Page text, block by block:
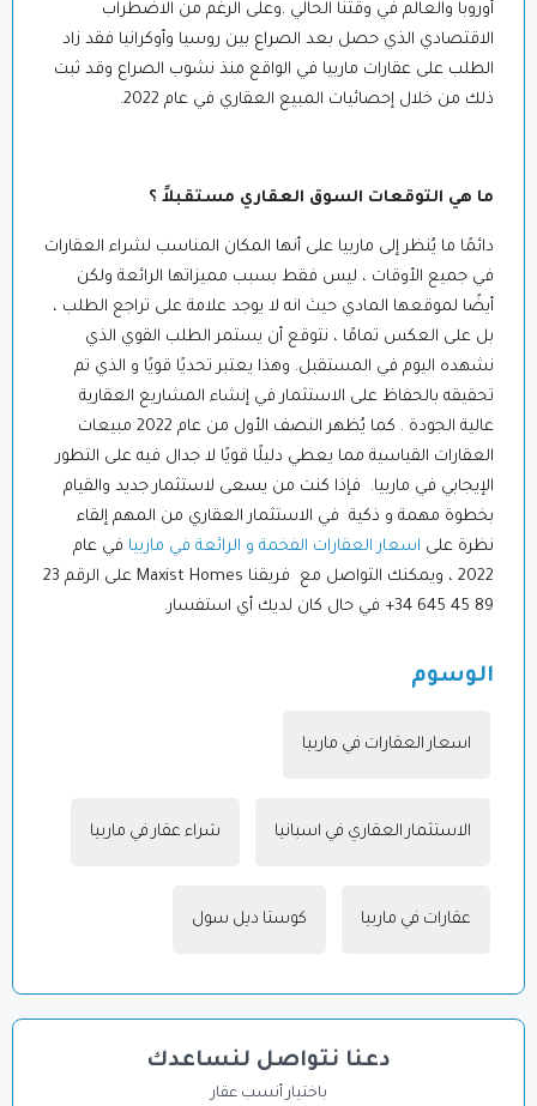
دعنا نتواصل لنساعدك
باختيار أنسب عقار
أوروبا والعالم في وقتنا الحالي .وعلى الرغم من الاضطراب
الاقتصادي الذي حصل بعد الصراع بين روسيا وأوكرانيا فقد زاد
الطلب على عقارات ماربيا في الواقع منذ نشوب الصراع وقد ثبت
ذلك من خلال إحصائيات المبيع العقاري في عام 2022.
ما هي التوقعات السوق العقاري مستقبلاً ؟
دائمًا ما يُنظر إلى ماربيا على أنها المكان المناسب لشراء العقارات
في جميع الأوقات ، ليس فقط بسبب مميزاتها الرائعة ولكن
أيضًا لموقعها المادي حيث انه لا يوجد علامة على تراجع الطلب ،
بل على العكس تمامًا ، نتوقع أن يستمر الطلب القوي الذي
نشهده اليوم في المستقبل. وهذا يعتبر تحديًا قويًا و الذي تم
تحقيقه بالحفاظ على الاستثمار في إنشاء المشاريع العقارية
عالية الجودة . كما يُظهر النصف الأول من عام 2022 مبيعات
العقارات القياسية مما يعطي دليلًا قويًا لا جدال فيه على التطور
الإيجابي في ماربيا. فإذا كنت من يسعى لاستثمار جديد والقيام
بخطوة مهمة و ذكية في الاستثمار العقاري من المهم إلقاء
نظرة على اسعار العقارات الفخمة و الرائعة في ماربيا في عام
2022 ، ويمكنك التواصل مع
فريقنا Maxist Homes على الرقم 23
89 45 645 34+ في حال كان لديك أي استفسار
.
الوسوم
اسعار العقارات في ماربيا
الاستثمار العقاري في اسبانيا شراء عقار في ماربيا
عقارات في ماربيا كوستا ديل سول